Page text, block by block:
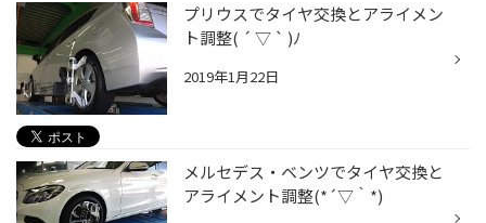
プリウスでタイヤ交換とアライメン
ト調整( ´ ▽ ` )ﾉ
2019年1月22日
メルセデス・ベンツでタイヤ交換と
アライメント調整(*´▽｀*)